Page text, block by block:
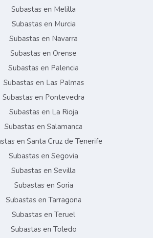
Subastas en Melilla
Subastas en Murcia
Subastas en Navarra
Subastas en Orense
Subastas en Palencia
Subastas en Las Palmas
Subastas en Pontevedra
Subastas en La Rioja
Subastas en Salamanca
en Santa Cruz de Tenerife
Subastas en Segovia
Subastas en Sevilla
Subastas en Soria
Subastas en Tarragona
Subastas en Teruel
Subastas en Toledo